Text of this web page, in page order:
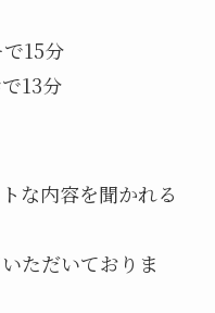
15分
13分
な内容を聞かれる
ただいておりま